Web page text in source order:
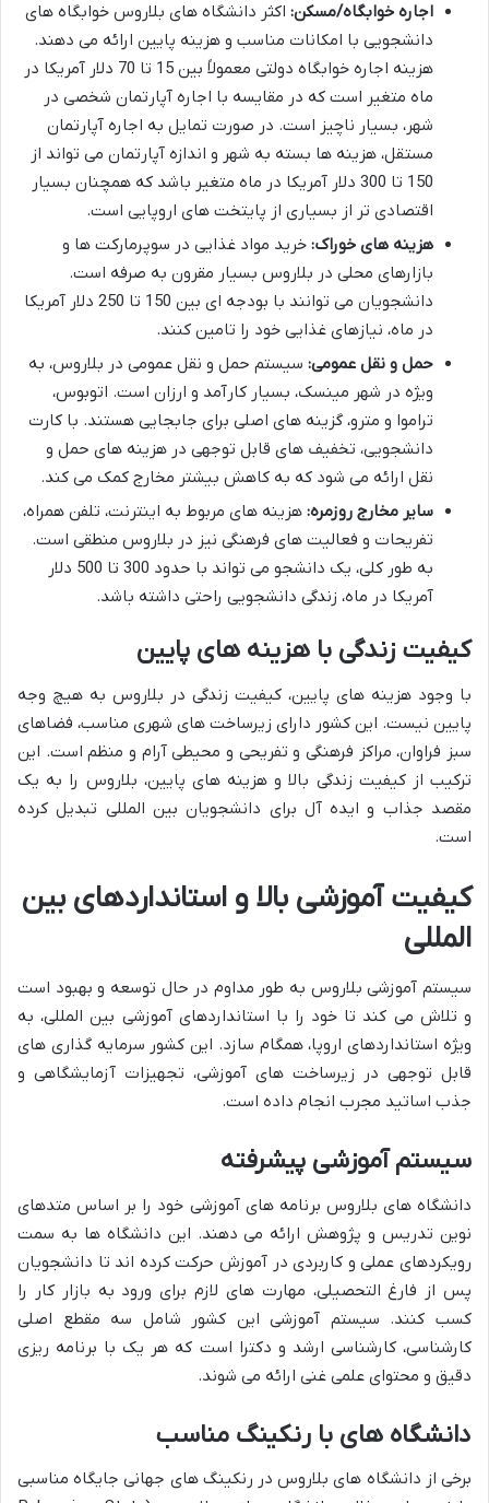
اجاره خوابگاه/مسکن: اکثر دانشگاه های بلاروس خوابگاه های
دانشجویی با امکانات مناسب و هزینه پایین ارائه می دهند.
هزینه اجاره خوابگاه دولتی معمولاً بین 15 تا 70 دلار آمریکا در
ماه متغیر است که در مقایسه با اجاره آپارتمان شخصی در
شهر، بسیار ناچیز است. در صورت تمایل به اجاره آپارتمان
مستقل، هزینه ها بسته به شهر و اندازه آپارتمان می تواند از
150 تا 300 دلار آمریکا در ماه متغیر باشد که همچنان بسیار
اقتصادی تر از بسیاری از پایتخت های اروپایی است.
هزینه های خوراک: خرید مواد غذایی در سوپرمارکت ها و
بازارهای محلی در بلاروس بسیار مقرون به صرفه است.
دانشجویان می توانند با بودجه ای بین 150 تا 250 دلار آمریکا
در ماه، نیازهای غذایی خود را تامین کنند.
حمل و نقل عمومی: سیستم حمل و نقل عمومی در بلاروس، به
ویژه در شهر مینسک، بسیار کارآمد و ارزان است. اتوبوس،
تراموا و مترو، گزینه های اصلی برای جابجایی هستند. با کارت
دانشجویی، تخفیف های قابل توجهی در هزینه های حمل و
نقل ارائه می شود که به کاهش بیشتر مخارج کمک می کند.
سایر مخارج روزمره: هزینه های مربوط به اینترنت، تلفن همراه،
تفریحات و فعالیت های فرهنگی نیز در بلاروس منطقی است.
به طور کلی، یک دانشجو می تواند با حدود 300 تا 500 دلار
آمریکا در ماه، زندگی دانشجویی راحتی داشته باشد.
کیفیت زندگی با هزینه های پایین
با وجود هزینه های پایین، کیفیت زندگی در بلاروس به هیچ وجه
پایین نیست. این کشور دارای زیرساخت های شهری مناسب، فضاهای
سبز فراوان، مراکز فرهنگی و تفریحی و محیطی آرام و منظم است. این
ترکیب از کیفیت زندگی بالا و هزینه های پایین، بلاروس را به یک
مقصد جذاب و ایده آل برای دانشجویان بین المللی تبدیل کرده
است.
کیفیت آموزشی بالا و استانداردهای بین
المللی
سیستم آموزشی بلاروس به طور مداوم در حال توسعه و بهبود است
و تلاش می کند تا خود را با استانداردهای آموزشی بین المللی، به
ویژه استانداردهای اروپا، همگام سازد. این کشور سرمایه گذاری های
قابل توجهی در زیرساخت های آموزشی، تجهیزات آزمایشگاهی و
جذب اساتید مجرب انجام داده است.
سیستم آموزشی پیشرفته
دانشگاه های بلاروس برنامه های آموزشی خود را بر اساس متدهای
نوین تدریس و پژوهش ارائه می دهند. این دانشگاه ها به سمت
رویکردهای عملی و کاربردی در آموزش حرکت کرده اند تا دانشجویان
پس از فارغ التحصیلی، مهارت های لازم برای ورود به بازار کار را
کسب کنند. سیستم آموزشی این کشور شامل سه مقطع اصلی
کارشناسی، کارشناسی ارشد و دکترا است که هر یک با برنامه ریزی
دقیق و محتوای علمی غنی ارائه می شوند.
دانشگاه های با رنکینگ مناسب
برخی از دانشگاه های بلاروس در رنکینگ های جهانی جایگاه مناسبی